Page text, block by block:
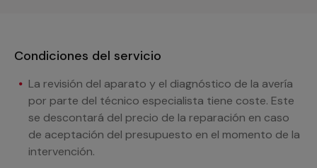
Condiciones del servicio
La revisión del aparato y el diagnóstico de la avería
por parte del técnico especialista tiene coste. Este
se descontará del precio de la reparación en caso
de aceptación del presupuesto en el momento de la
intervención.